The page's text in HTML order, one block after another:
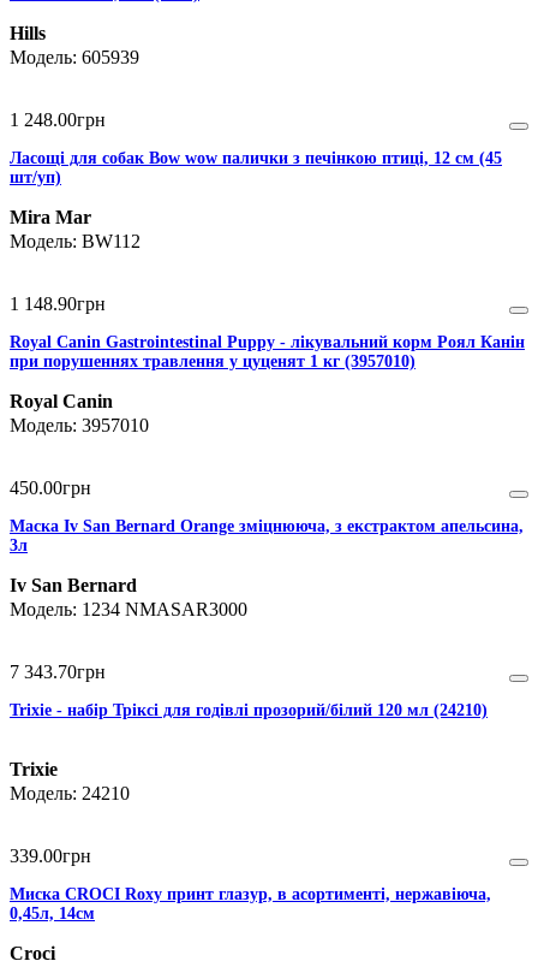
Hills
605939
1 248.00грн
Ласощі для собак Bow wow палички з печінкою птиці, 12 см (45
шт/уп)
Mira Mar
BW112
1 148.90грн
Royal Canin Gastrointestinal Puppy - лікувальний корм Роял Канін
при порушеннях травлення у цуценят 1 кг (3957010)
Royal Canin
3957010
450.00грн
Маска Iv San Bernard Orange зміцнююча, з екстрактом апельсина,
3л
Iv San Bernard
1234 NMASAR3000
7 343.70грн
Trixie - набір Тріксі для годівлі прозорий/білий 120 мл (24210)
Trixie
24210
339.00грн
Миска CROCI Roxy принт глазур, в асортименті, нержавіюча,
0,45л, 14см
Croci